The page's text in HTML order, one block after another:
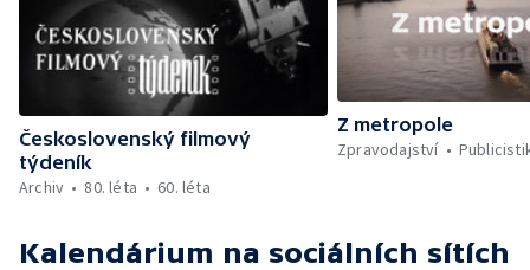
Československý filmový
týdeník
Archiv
80. léta 60. léta
Z metropole
Zpravodajství
Kalendárium na sociálních sítích